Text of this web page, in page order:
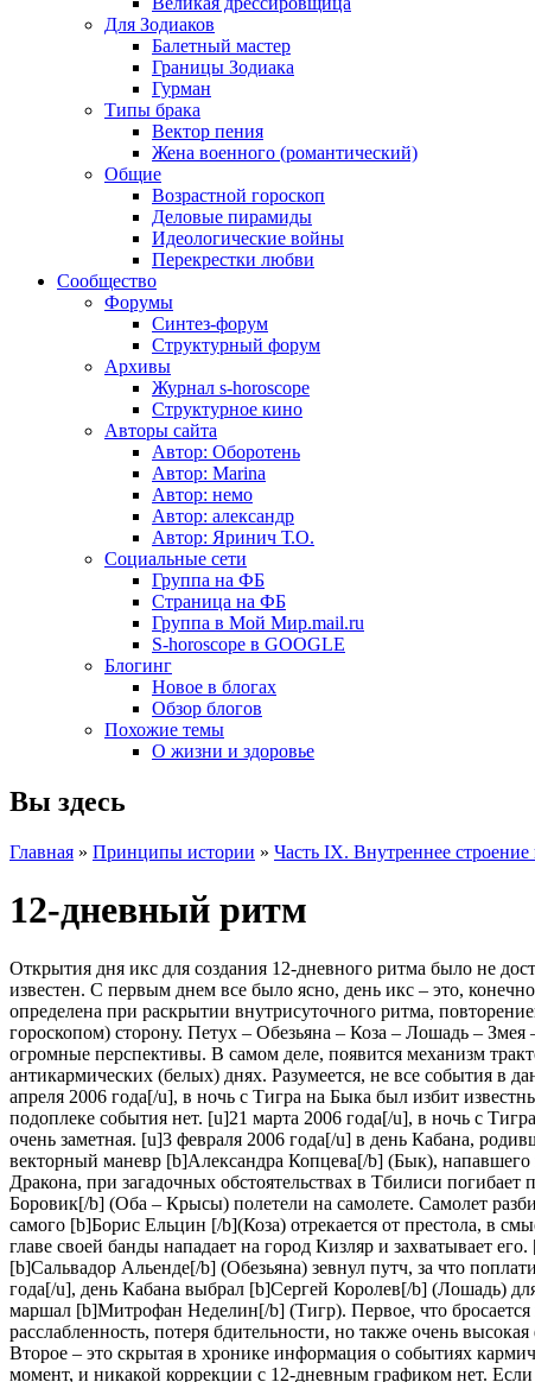
Для Зодиаков
Балетный мастер
Границы Зодиака
Гурман
Типы брака
Вектор пения
Жена военного (романтический)
Общие
Возрастной гороскоп
Деловые пирамиды
Идеологические войны
Перекрестки любви
Сообщество
Форумы
Синтез-форум
Структурный форум
Архивы
Журнал s-horoscope
Структурное кино
Авторы сайта
Автор: Оборотень
Автор: Marina
Автор: немo
Автор: александр
Автор: Яринич Т.О.
Социальные сети
Группа на ФБ
Страница на ФБ
Группа в Мой Мир.mail.ru
S-horoscope в GOOGLE
Блогинг
Новое в блогах
Обзор блогов
Похожие темы
О жизни и здоровье
Вы здесь
Главная » Принципы истории » Часть IX. Внутреннее строение
12-дневный ритм
Открытия дня икс для создания 12-дневного ритма было не
известен. С первым днем все было ясно, день икс – это,
определена при раскрытии внутрисуточного ритма,
гороскопом) сторону. Петух – Обезьяна – Коза – Лошадь –
огромные перспективы. В самом деле, появится механизм
антикармических (белых) днях. Разумеется, не все события в
апреля 2006 года[/u], в ночь с Тигра на Быка был избит
подоплеке события нет. [u]21 марта 2006 года[/u], в ночь с
очень заметная. [u]3 февраля 2006 года[/u] в день Кабана,
векторный маневр [b]Александра Копцева[/b] (Бык), напавшего
Дракона, при загадочных обстоятельствах в Тбилиси
Боровик[/b] (Оба – Крысы) полетели на самолете. Самолет
самого [b]Борис Ельцин [/b](Коза) отрекается от престола, в
главе своей банды нападает на город Кизляр и захватывает
[b]Сальвадор Альенде[/b] (Обезьяна) зевнул путч, за что
года[/u], день Кабана выбрал [b]Сергей Королев[/b] (Лошадь)
маршал [b]Митрофан Неделин[/b] (Тигр). Первое, что бросается
расслабленность, потеря бдительности, но также очень
Второе – это скрытая в хронике информация о событиях
момент, и никакой коррекции с 12-дневным графиком нет.